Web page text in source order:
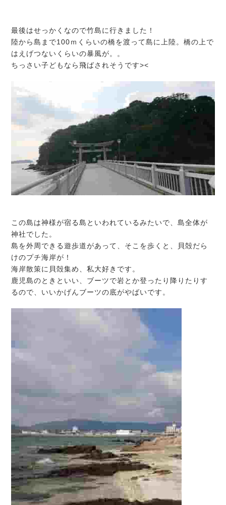
最後はせっかくなので竹島に行きました！
陸から島まで100ｍくらいの橋を渡って島に上陸。橋の上で
はえげつないくらいの暴風が。。
ちっさい子どもなら飛ばされそうです><
この島は神様が宿る島といわれているみたいで、島全体が
神社でした。
島を外周できる遊歩道があって、そこを歩くと、貝殻だら
けのプチ海岸が！
海岸散策に貝殻集め、私大好きです。
鹿児島のときといい、ブーツで岩とか登ったり降りたりす
るので、いいかげんブーツの底がやばいです。